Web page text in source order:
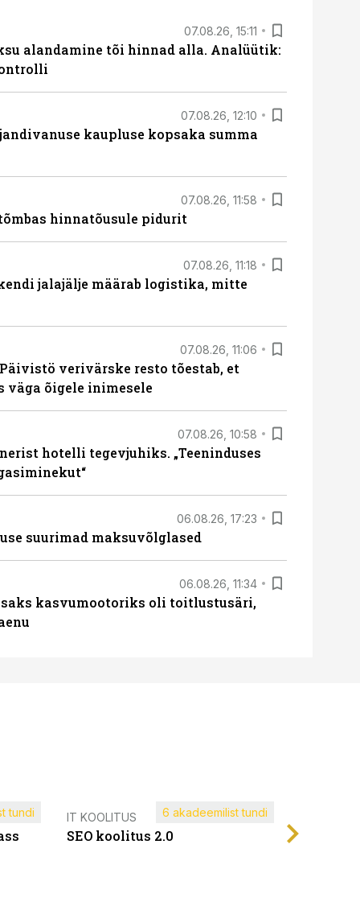
07.08.26, 15:11
alandamine tõi hinnad alla. Analüütik:
07.08.26, 12:10
kaupluse kopsaka summa
07.08.26, 11:58
hinnatõusule pidurit
07.08.26, 11:18
jalajälje määrab logistika, mitte
07.08.26, 11:06
verivärske resto tõestab, et
väga õigele inimesele
07.08.26, 10:58
hotelli tegevjuhiks. „Teeninduses
06.08.26, 17:23
suurimad maksuvõlglased
06.08.26, 11:34
kasvumootoriks oli toitlustusäri,
tundi IT KOOLITUS
SEO koolitus 2.0
6 akadeemilist tundi